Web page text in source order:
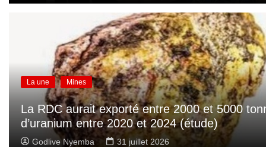
La une Mines
La RDC aurait exporté entre 2000 et 5000
d’uranium entre 2020 et 2024 (étude)
Godlive Nyemba 31 juillet 2026